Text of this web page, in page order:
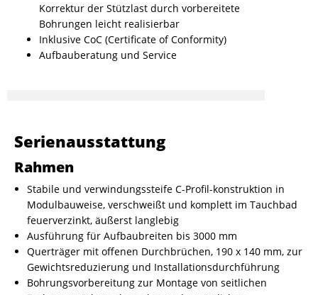
Korrektur der Stützlast durch vorbereitete
Bohrungen leicht realisierbar
Inklusive CoC (Certificate of Conformity)
Aufbauberatung und Service
Serienausstattung
Rahmen
Stabile und verwindungssteife C-Profil-konstruktion in
Modulbauweise, verschweißt und komplett im Tauchbad
feuerverzinkt, äußerst langlebig
Ausführung für Aufbaubreiten bis 3000 mm
Querträger mit offenen Durchbrüchen, 190 x 140 mm, zur
Gewichtsreduzierung und Installationsdurchführung
Bohrungsvorbereitung zur Montage von seitlichen